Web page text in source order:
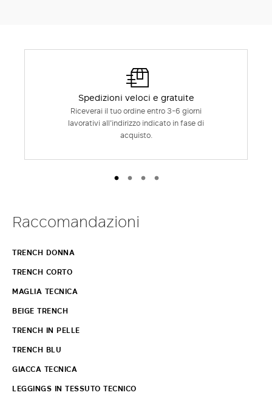
Spedizioni veloci e gratuite
Riceverai il tuo ordine entro 3-6 giorni
lavorativi all'indirizzo indicato in fase di
acquisto.
Raccomandazioni
TRENCH DONNA
TRENCH CORTO
MAGLIA TECNICA
BEIGE TRENCH
TRENCH IN PELLE
TRENCH BLU
GIACCA TECNICA
LEGGINGS IN TESSUTO TECNICO